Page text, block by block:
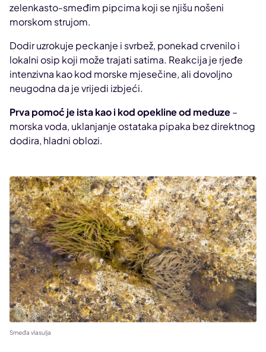
zelenkasto-smeđim pipcima koji se njišu nošeni
morskom strujom.
Dodir uzrokuje peckanje i svrbež, ponekad crvenilo i
lokalni osip koji može trajati satima. Reakcija je rjeđe
intenzivna kao kod morske mjesečine, ali dovoljno
neugodna da je vrijedi izbjeći.
Prva pomoć je ista kao i kod opekline od meduze–
morska voda, uklanjanje ostataka pipaka bez direktnog
dodira, hladni oblozi.
Smeđa vlasulja